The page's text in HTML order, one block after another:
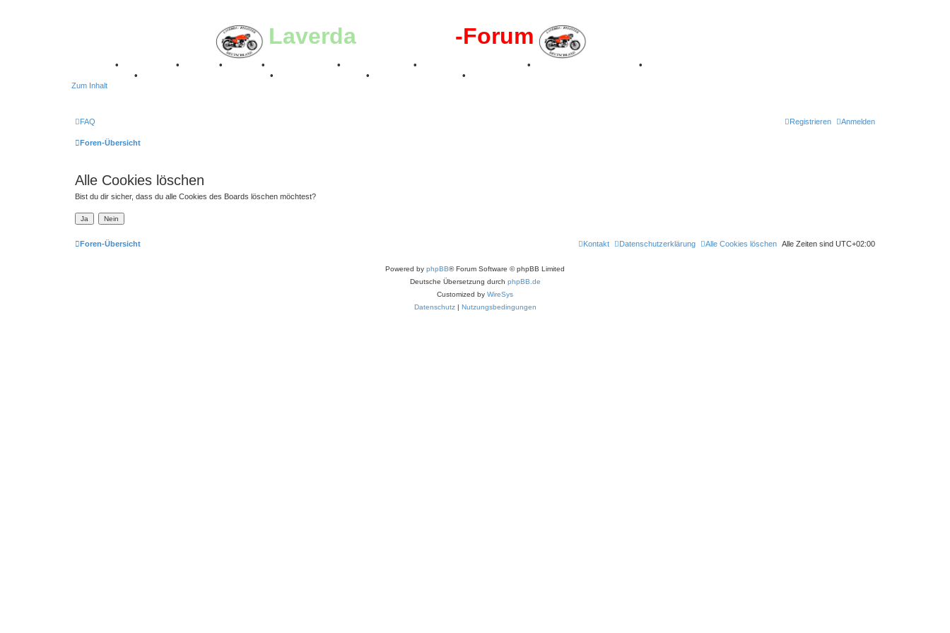
Laverda -Forum
• • • • • • • •
• • • •
Zum Inhalt
FAQ Anmelden
Registrieren
Foren-Übersicht
Alle Cookies löschen
Bist du dir sicher, dass du alle Cookies des Boards löschen möchtest?
Foren-Übersicht Alle Zeiten sind UTC+02:00
Alle Cookies löschen
Datenschutzerklärung
Kontakt
Powered by phpBB® Forum Software © phpBB Limited
Deutsche Übersetzung durch phpBB.de
Customized by WireSys
Datenschutz
Nutzungsbedingungen